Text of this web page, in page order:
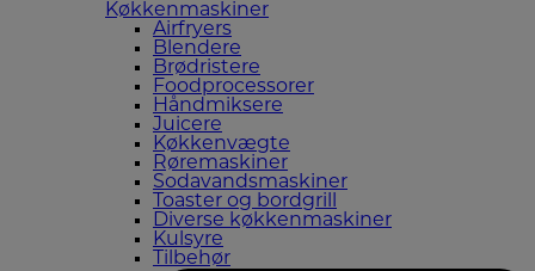
Køkkenmaskiner
Airfryers
Blendere
Brødristere
Foodprocessorer
Håndmiksere
Juicere
Køkkenvægte
Røremaskiner
Sodavandsmaskiner
Toaster og bordgrill
Diverse køkkenmaskiner
Kulsyre
Tilbehør